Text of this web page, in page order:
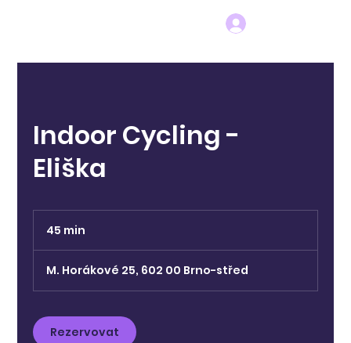
Indoor Cycling -
Eliška
45 min
i
n
M. Horákové 25, 602 00 Brno-střed
Rezervovat